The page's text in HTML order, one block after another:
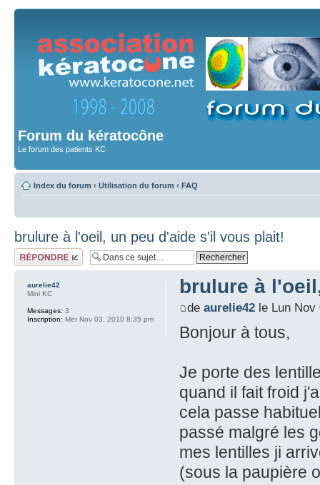
Forum du kératocône
Le forum des patients KC
Index du forum ‹ Utilisation du forum ‹ FAQ
brulure à l'oeil, un peu d'aide s'il vous plait!
Répondre
brulure à
de aurelie42le Lun Nov
Bonjour à tous,
Je porte des
quand il fait froid
cela passe
passé malgré les
mes lentilles ji
(sous la paupière
aurelie42
Mini KC
Messages: 3
Inscription: Mer Nov 03, 2010 8:35 pm